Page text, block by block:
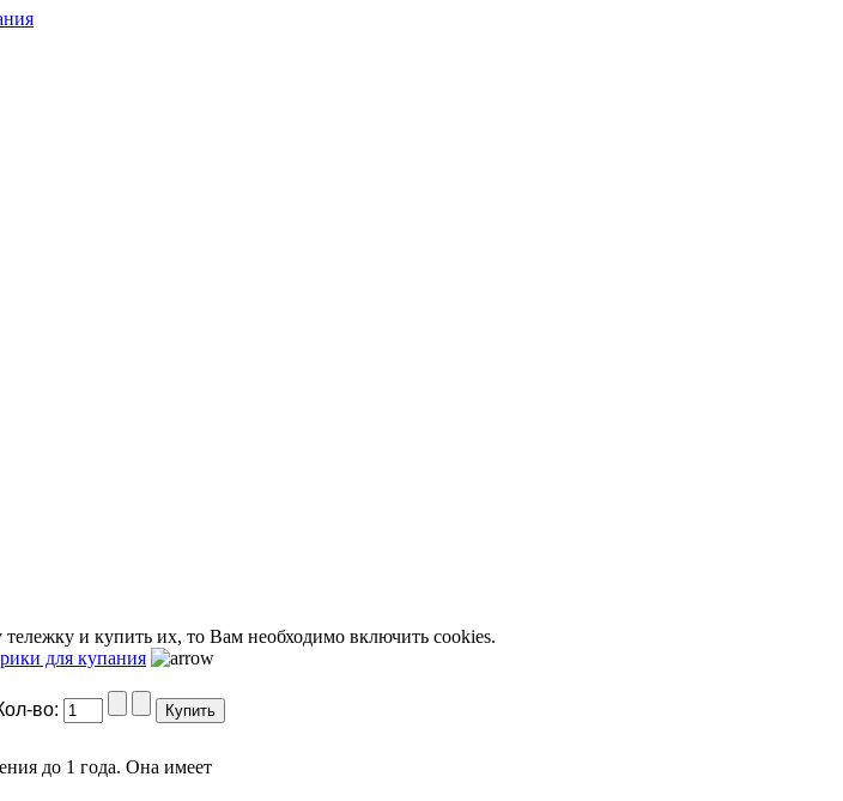
и купить их, то Вам необходимо включить cookies.
для купания
во:
до 1 года. Она имеет